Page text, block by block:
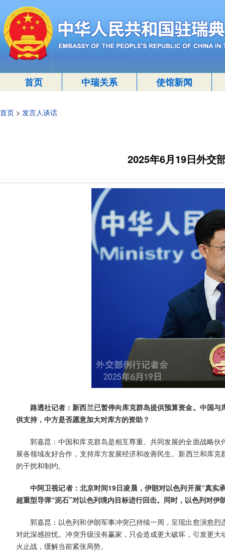
首页 中瑞关系 使馆新闻
首页 > 发言人谈话
2025年6月19日外交
路透社记者：新西兰已暂停向库克群岛提供预算资金。中国
供支持，中方是否愿意加大对库方的资助？
郭嘉昆：中国和库克群岛是相互尊重、共同发展的全面战略
展各领域友好合作，支持库方发展经济和改善民生。新西兰和库
的干扰和制约。
中阿卫视记者：北京时间19日凌晨，伊朗对以色列开展“真
超重型导弹“泥石”对以色列境内目标进行回击。同时，以色列对
郭嘉昆：以色列和伊朗军事冲突已持续一周，呈现出愈演愈
对此深感担忧。冲突升级没有赢家，只会造成更大破坏，引发更
火止战，缓解当前紧张局势。